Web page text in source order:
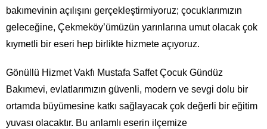
bakımevinin açılışını gerçekleştirmiyoruz; çocuklarımızın
geleceğine, Çekmeköy’ümüzün yarınlarına umut olacak çok
kıymetli bir eseri hep birlikte hizmete açıyoruz.
Gönüllü Hizmet Vakfı Mustafa Saffet Çocuk Gündüz
Bakımevi, evlatlarımızın güvenli, modern ve sevgi dolu bir
ortamda büyümesine katkı sağlayacak çok değerli bir eğitim
yuvası olacaktır. Bu anlamlı eserin ilçemize